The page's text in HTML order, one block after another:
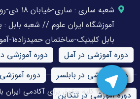
شعبه ساری
آموزشگاه ایران علوم // شعبه
بابل کلینیک-ساختمان حمیدزاده1-آموزشگاه ایرانیک
دوره آموزشی در آمل
دوره آموزشی
دوره آموزشی در بابلسر
دوره
دوره آموزشی در تنکابن
© 2026 کلیه حقوق برای آکادمی ایران باینری محفوظ است.